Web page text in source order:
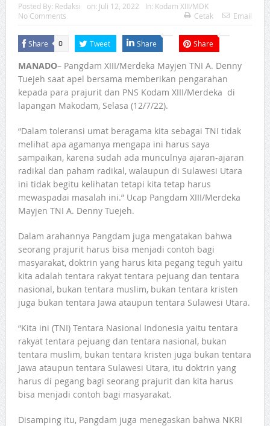
Posted By: Redaksi on: Juli 12, 2022 In: Kodam XIII/MDK
No Comments
Cetak Email
Share 0 Tweet Share Share
MANADO– Pangdam XIII/Merdeka Mayjen TNI A. Denny
Tuejeh saat apel bersama memberikan pengarahan
kepada para prajurit dan PNS Kodam XIII/Merdeka di
lapangan Makodam, Selasa (12/7/22).
“Dalam toleransi umat beragama kita sebagai TNI tidak
melihat apa agamanya mengapa ini harus saya
sampaikan, karena sudah ada munculnya ajaran-ajaran
radikal dan paham radikal, walaupun di Sulawesi Utara
ini tidak begitu kelihatan tetapi kita tetap harus
mewaspadai masalah ini.” Ucap Pangdam XIII/Merdeka
Mayjen TNI A. Denny Tuejeh.
Dalam arahannya Pangdam juga mengatakan bahwa
seorang prajurit harus bisa menjadi contoh bagi
masyarakat, doktrin yang harus kita pegang teguh yaitu
kita adalah tentara rakyat tentara pejuang dan tentara
nasional, bukan tentara muslim, bukan tentara kristen
juga bukan tentara Jawa ataupun tentara Sulawesi Utara.
“Kita ini (TNI) Tentara Nasional Indonesia yaitu tentara
rakyat tentara pejuang dan tentara nasional, bukan
tentara muslim, bukan tentara kristen juga bukan tentara
Jawa ataupun tentara Sulawesi Utara, itu doktrin yang
harus di pegang bagi seorang prajurit dan kita harus
bisa menjadi contoh bagi masyarakat.
Disamping itu, Pangdam juga menegaskan bahwa NKRI